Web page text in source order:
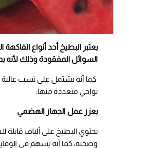
يعتبر البطيخ أحد أنواع
السوائل المفقودة وذلك لأنه يحتوي على نسبة 92%
كما أنه يشتمل على نسب عالية
نواحي متعددة منها:
يعزز عمل الجهاز الهضمي
يحتوي البطيخ على ألياف
وصحته، كما أنه يسهم في